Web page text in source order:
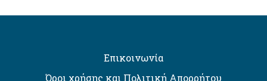
Επικοινωνία
Όροι χρήσης και Πολιτική Απορρήτου